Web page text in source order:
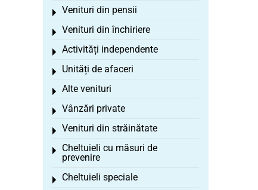
Venituri din pensii
Toggle menu
Venituri din închiriere
Toggle menu
Activități independente
Toggle menu
Unități de afaceri
Toggle menu
Alte venituri
Toggle menu
Vânzări private
Toggle menu
Venituri din străinătate
Toggle menu
Cheltuieli cu măsuri de
prevenire
Toggle menu
Cheltuieli speciale
Toggle menu